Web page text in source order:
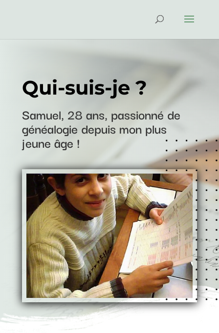
Qui-suis-je ?
Samuel, 28 ans, passionné de
généalogie depuis mon plus
jeune âge !